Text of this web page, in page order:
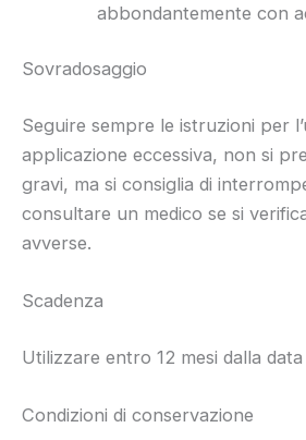
abbondantemente con
Sovradosaggio
Seguire sempre le istruzioni per
applicazione eccessiva, non si
gravi, ma si consiglia di
consultare un medico se si
avverse.
Scadenza
Utilizzare entro 12 mesi dalla
Condizioni di conservazione